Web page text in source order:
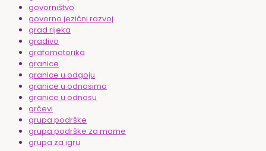
govorništvo
govorno jezični razvoj
grad rijeka
gradivo
grafomotorika
granice
granice u odgoju
granice u odnosima
granice u odnosu
grčevi
grupa podrške
grupa podrške za mame
grupa za igru